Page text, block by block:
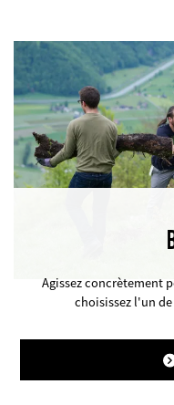
Agissez concrètement
choisissez l'un